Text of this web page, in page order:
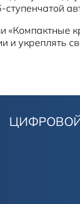
ступенчатой
«Компактные
и укреплять